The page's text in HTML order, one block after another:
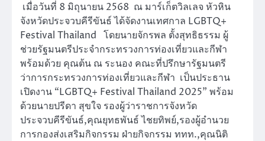
เมื่อวันที่ 8 มิถุนายน 2568 ณ มาร์เก็ตวิลเลจ หัวหิน
จังหวัดประจวบคีรีขันธ์ ได้จัดงานเทศกาล LGBTQ+
Festival Thailand โดยนายจักรพล ตั้งสุทธิธรรม ผู้
ช่วยรัฐมนตรีประจำกระทรวงการท่องเที่ยวและกีฬา
พร้อมด้วย คุณต้น ณ ระนอง คณะที่ปรึกษารัฐมนตรี
ว่าการกระทรวงการท่องเที่ยวและกีฬา เป็นประธาน
เปิดงาน “LGBTQ+ Festival Thailand 2025” พร้อม
ด้วยนายปรีดา สุขใจ รองผู้ว่าราชการจังหวัด
ประจวบคีรีขันธ์,คุณยุทธพันธ์ ไชยทิพย์,รองผู้อำนวย
การกองส่งเสริมกิจกรรม ฝ่ายกิจกรรม ททท.,คุณนิติ